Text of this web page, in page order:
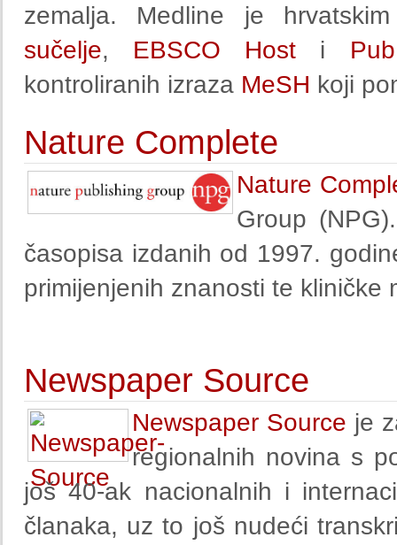
zemalja. Medline je
sučelje, EBSCO Host i
kontroliranih izraza MeSH koji
Nature Complete
Nature
Group
časopisa izdanih od 1997.
primijenjenih znanosti te kliničke
Newspaper Source
Newspaper Source je
regionalnih novina s
još 40-ak nacionalnih i
članaka, uz to još nudeći